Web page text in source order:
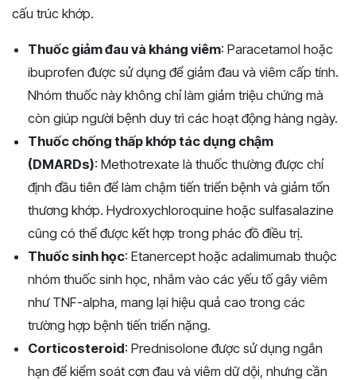
cấu trúc khớp.
Thuốc giảm đau và kháng viêm: Paracetamol hoặc
ibuprofen được sử dụng để giảm đau và viêm cấp tính.
Nhóm thuốc này không chỉ làm giảm triệu chứng mà
còn giúp người bệnh duy trì các hoạt động hàng ngày.
Thuốc chống thấp khớp tác dụng chậm
(DMARDs): Methotrexate là thuốc thường được chỉ
định đầu tiên để làm chậm tiến triển bệnh và giảm tổn
thương khớp. Hydroxychloroquine hoặc sulfasalazine
cũng có thể được kết hợp trong phác đồ điều trị.
Thuốc sinh học: Etanercept hoặc adalimumab thuộc
nhóm thuốc sinh học, nhắm vào các yếu tố gây viêm
như TNF-alpha, mang lại hiệu quả cao trong các
trường hợp bệnh tiến triển nặng.
Corticosteroid: Prednisolone được sử dụng ngắn
hạn để kiểm soát cơn đau và viêm dữ dội, nhưng cần